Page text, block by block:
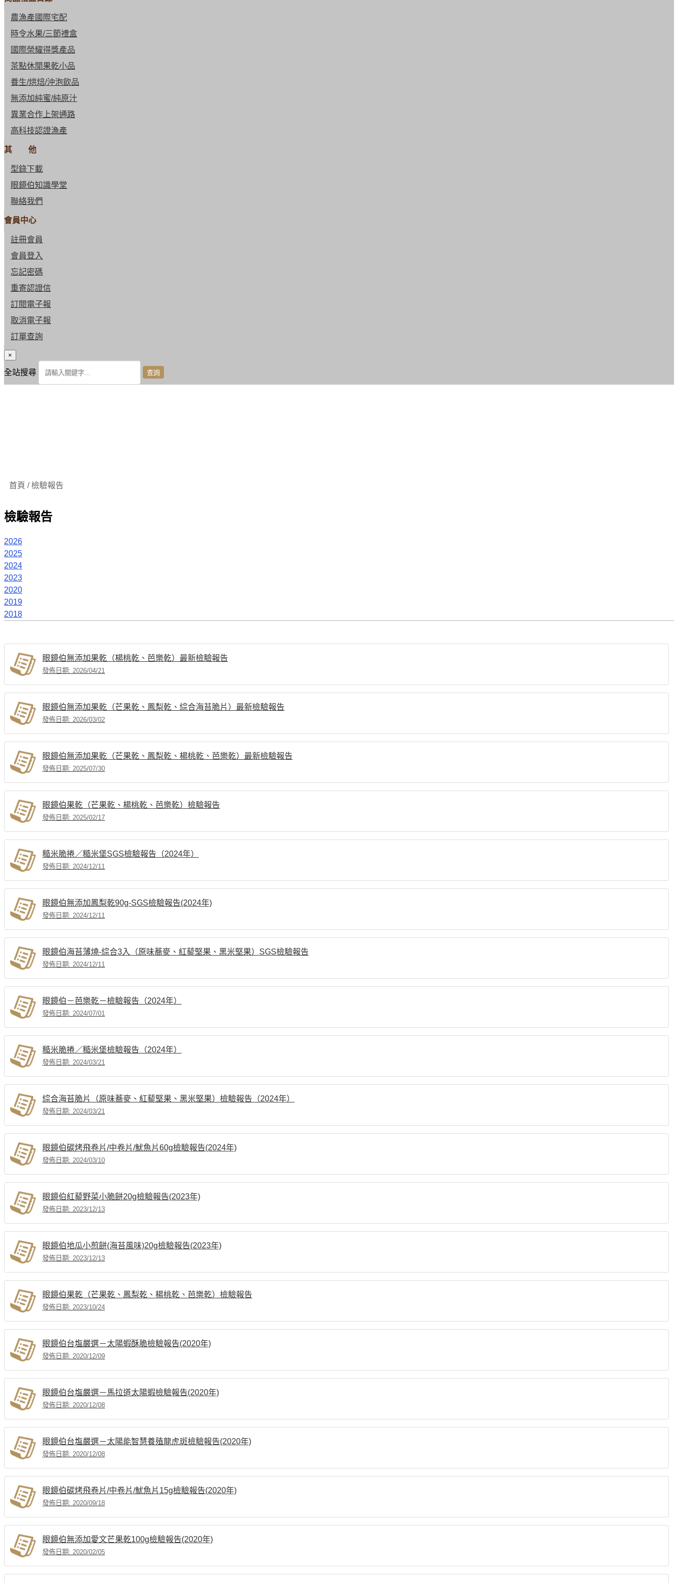
農漁產國際宅配
時令水果/三節禮盒
國際榮耀得獎產品
茶點休閒果乾小品
養生/烘焙/沖泡飲品
無添加純蜜/純原汁
異業合作上架通路
高科技認證漁產
其 他
型錄下載
眼鏡伯知識學堂
聯絡我們
會員中心
註冊會員
會員登入
忘記密碼
重寄認證信
訂閱電子報
取消電子報
訂單查詢
×
全站搜尋
首頁 / 檢驗報告
檢驗報告
2026
2025
2024
2023
2020
2019
2018
眼鏡伯無添加果乾（楊桃乾、芭樂乾）最新檢驗報告
發佈日期: 2026/04/21
眼鏡伯無添加果乾（芒果乾、鳳梨乾、綜合海苔脆片）最新檢驗報告
發佈日期: 2026/03/02
眼鏡伯無添加果乾（芒果乾、鳳梨乾、楊桃乾、芭樂乾）最新檢驗報告
發佈日期: 2025/07/30
眼鏡伯果乾（芒果乾、楊桃乾、芭樂乾）檢驗報告
發佈日期: 2025/02/17
糙米脆捲／糙米堡SGS檢驗報告（2024年）
發佈日期: 2024/12/11
眼鏡伯無添加鳳梨乾90g-SGS檢驗報告(2024年)
發佈日期: 2024/12/11
眼鏡伯海苔薄燒-綜合3入（原味蕎麥、紅藜堅果、黑米堅果）SGS檢驗報告
發佈日期: 2024/12/11
眼鏡伯－芭樂乾－檢驗報告（2024年）
發佈日期: 2024/07/01
糙米脆捲／糙米堡檢驗報告（2024年）
發佈日期: 2024/03/21
綜合海苔脆片（原味蕎麥、紅藜堅果、黑米堅果）檢驗報告（2024年）
發佈日期: 2024/03/21
眼鏡伯碳烤飛卷片/中卷片/魷魚片60g檢驗報告(2024年)
發佈日期: 2024/03/10
眼鏡伯紅藜野菜小脆餅20g檢驗報告(2023年)
發佈日期: 2023/12/13
眼鏡伯地瓜小煎餅(海苔風味)20g檢驗報告(2023年)
發佈日期: 2023/12/13
眼鏡伯果乾（芒果乾、鳳梨乾、楊桃乾、芭樂乾）檢驗報告
發佈日期: 2023/10/24
眼鏡伯台塩嚴選－太陽蝦酥脆檢驗報告(2020年)
發佈日期: 2020/12/09
眼鏡伯台塩嚴選－馬拉道太陽蝦檢驗報告(2020年)
發佈日期: 2020/12/08
眼鏡伯台塩嚴選－太陽能智慧養殖龍虎斑檢驗報告(2020年)
發佈日期: 2020/12/08
眼鏡伯碳烤飛卷片/中卷片/魷魚片15g檢驗報告(2020年)
發佈日期: 2020/09/18
眼鏡伯無添加愛文芒果乾100g檢驗報告(2020年)
發佈日期: 2020/02/05